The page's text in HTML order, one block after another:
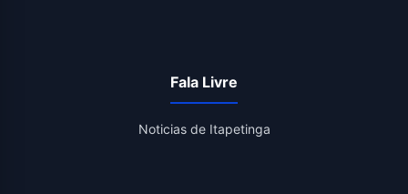
Fala Livre
Noticias de Itapetinga